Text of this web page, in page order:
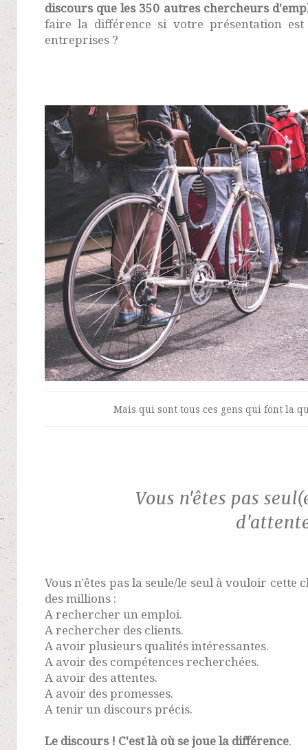
discours que les 350 autres chercheurs
faire la différence si votre présentation
entreprises ?
Mais qui sont tous ces gens qui font la
Vous n'êtes pas
Vous n'êtes pas la seule/le seul à vouloir cette
des millions :
A rechercher un emploi.
A rechercher des clients.
A avoir plusieurs qualités intéressantes.
A avoir des compétences recherchées.
A avoir des attentes.
A avoir des promesses.
A tenir un discours précis.
Le discours ! C'est là où se joue la différence.